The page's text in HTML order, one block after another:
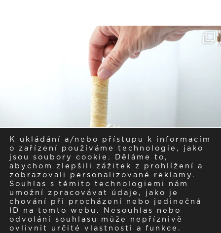
K ukládání a/nebo přístupu k informacím
o zařízení používáme technologie, jako
jsou soubory cookie. Děláme to,
abychom zlepšili zážitek z prohlížení a
zobrazovali personalizované reklamy.
Souhlas s těmito technologiemi nám
umožní zpracovávat údaje, jako je
chování při procházení nebo jedinečná
ID na tomto webu. Nesouhlas nebo
odvolání souhlasu může nepříznivě
ovlivnit určité vlastnosti a funkce.